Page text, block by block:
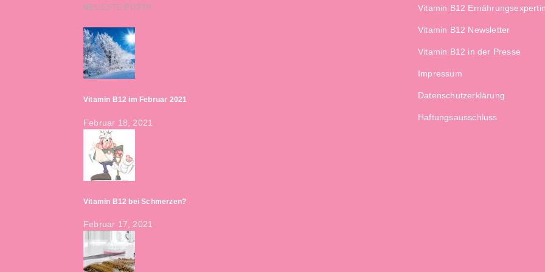
NEUESTE POSTS
Vitamin B12 im Februar 2021
Februar 18, 2021
Vitamin B12 bei Schmerzen?
Februar 17, 2021
Vitamin B12
Vitamin B12 Newsletter
Vitamin B12 in der Presse
Impressum
Datenschutzerklärung
Haftungsausschluss